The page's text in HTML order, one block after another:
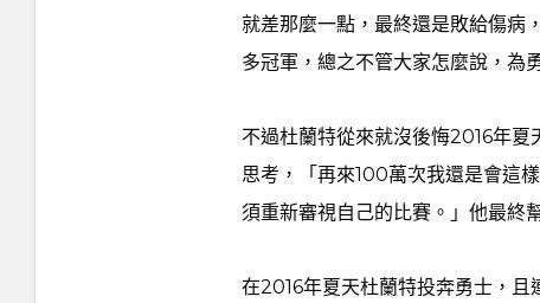
就差那麼一點，最終還是敗給傷病
多冠軍，總之不管大家怎麼說，為
不過杜蘭特從來就沒後悔2016年
思考，「再來100萬次我還是會這
須重新審視自己的比賽。」他最終
在2016年夏天杜蘭特投奔勇士，且